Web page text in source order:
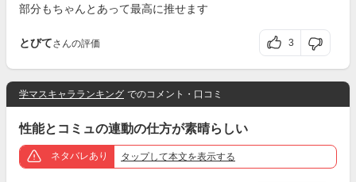
部分もちゃんとあって最高に推せます
とびてさんの評価 3
学マスキャラランキング でのコメント・口コミ
性能とコミュの連動の仕方が素晴らしい
ネタバレあり タップして本文を表示する